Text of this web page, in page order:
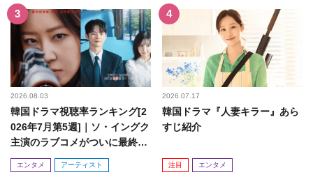
2026.08.03
韓国ドラマ視聴率ランキング[2
026年7月第5週]｜ソ・イングク
主演のラブコメがついに最終
回！
エンタメ アーティスト
2026.07.17
韓国ドラマ『人妻キラー』あら
すじ紹介
注目 エンタメ